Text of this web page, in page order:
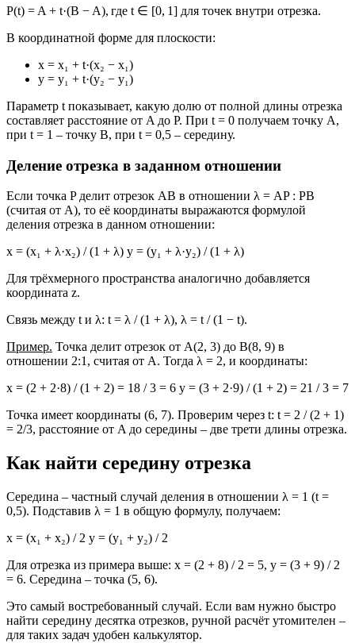
P(t) = A + t·(B − A), где t ∈ [0, 1] для точек внутри отрезка.
В координатной форме для плоскости:
x = x₁ + t·(x₂ − x₁)
y = y₁ + t·(y₂ − y₁)
Параметр t показывает, какую долю от полной длины отрезка
составляет расстояние от A до P. При t = 0 получаем точку A,
при t = 1 – точку B, при t = 0,5 – середину.
Деление отрезка в заданном отношении
Если точка P делит отрезок AB в отношении λ = AP : PB
(считая от A), то её координаты выражаются формулой
деления отрезка в данном отношении:
x = (x₁ + λ·x₂) / (1 + λ) y = (y₁ + λ·y₂) / (1 + λ)
Для трёхмерного пространства аналогично добавляется
координата z.
Связь между t и λ: t = λ / (1 + λ), λ = t / (1 − t).
Пример. Точка делит отрезок от A(2, 3) до B(8, 9) в
отношении 2:1, считая от A. Тогда λ = 2, и координаты:
x = (2 + 2·8) / (1 + 2) = 18 / 3 = 6 y = (3 + 2·9) / (1 + 2) = 21 / 3 = 7
Точка имеет координаты (6, 7). Проверим через t: t = 2 / (2 + 1)
= 2/3, расстояние от A до середины – две трети длины отрезка.
Как найти середину отрезка
Середина – частный случай деления в отношении λ = 1 (t =
0,5). Подставив λ = 1 в общую формулу, получаем:
x = (x₁ + x₂) / 2 y = (y₁ + y₂) / 2
Для отрезка из примера выше: x = (2 + 8) / 2 = 5, y = (3 + 9) / 2
= 6. Середина – точка (5, 6).
Это самый востребованный случай. Если вам нужно быстро
найти середину десятка отрезков, ручной расчёт утомителен –
для таких задач удобен калькулятор.